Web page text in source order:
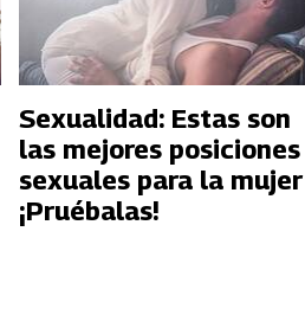
Sexualidad: Estas son
las mejores posiciones
sexuales para la mujer
¡Pruébalas!